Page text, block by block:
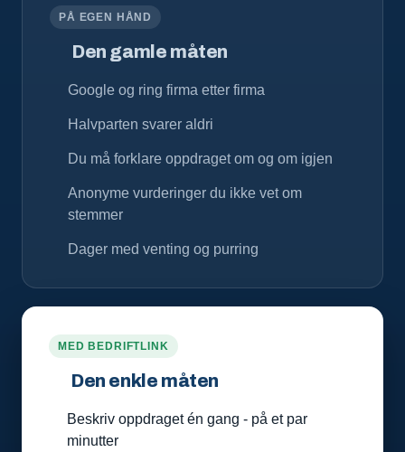
PÅ EGEN HÅND
Den gamle måten
Google og ring firma etter firma
Halvparten svarer aldri
Du må forklare oppdraget om og om igjen
Anonyme vurderinger du ikke vet om
stemmer
Dager med venting og purring
MED BEDRIFTLINK
Den enkle måten
Beskriv oppdraget én gang - på et par
minutter